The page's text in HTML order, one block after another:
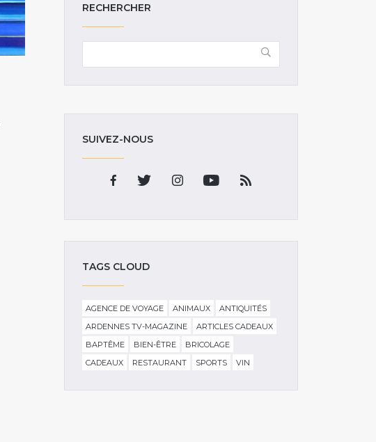
RECHERCHER
SUIVEZ-NOUS
TAGS CLOUD
AGENCE DE VOYAGE ANIMAUX
ANTIQUITÉS
ARDENNES TV-MAGAZINE
ARTICLES CADEAUX
BAPTÊME
BIEN-ÊTRE
BRICOLAGE
CADEAUX
RESTAURANT SPORTS VIN